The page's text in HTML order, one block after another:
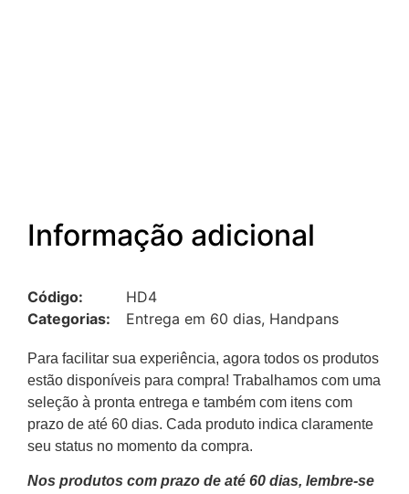
Informação adicional
Código:
HD4
Categorias:
Entrega em 60 dias, Handpans
Para facilitar sua experiência, agora todos os produtos
estão disponíveis para compra! Trabalhamos com uma
seleção à pronta entrega e também com itens com
prazo de até 60 dias. Cada produto indica claramente
seu status no momento da compra.
Nos produtos com prazo de até 60 dias, lembre-se